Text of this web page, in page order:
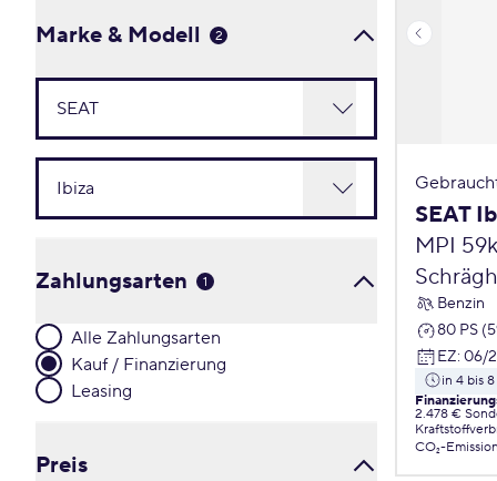
Marke & Modell 2
Zahlungsarten 1
Alle Zahlungsarten
Kauf / Finanzierung
Leasing
Preis
SEAT
MPI
Benzin
80 PS
EZ: 06/
in 4 bis
2.478 €
CO₂-